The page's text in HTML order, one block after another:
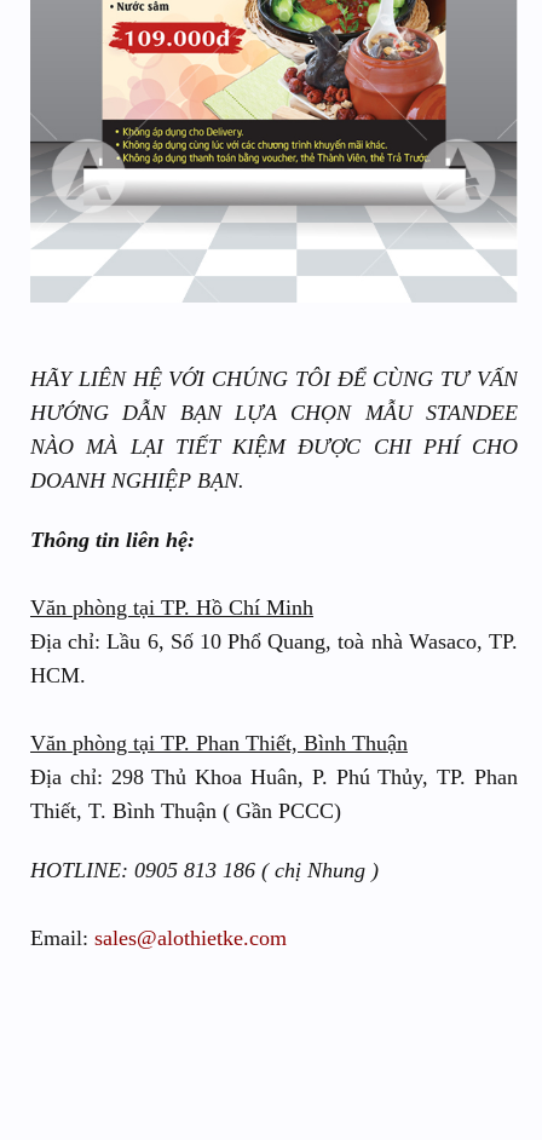
HÃY LIÊN HỆ VỚI CHÚNG TÔI ĐỂ CÙNG TƯ VẤN
HƯỚNG DẪN BẠN LỰA CHỌN MẪU STANDEE
NÀO MÀ LẠI TIẾT KIỆM ĐƯỢC CHI PHÍ CHO
DOANH NGHIỆP BẠN.
Thông tin liên hệ:
Văn phòng tại TP. Hồ Chí Minh
Địa chỉ: Lầu 6, Số 10 Phổ Quang, toà nhà Wasaco, TP.
HCM.
Văn phòng tại TP. Phan Thiết, Bình Thuận
Địa chỉ: 298 Thủ Khoa Huân, P. Phú Thủy, TP. Phan
Thiết, T. Bình Thuận ( Gần PCCC)
HOTLINE: 0905 813 186 ( chị Nhung )
Email: sales@alothietke.com